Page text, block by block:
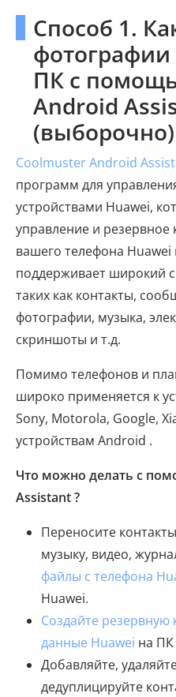
Способ 1.
фотографии
ПК с
Android
(выборочно)
Coolmuster Android
программ для
устройствами Huawei,
управление и
вашего телефона
поддерживает широкий
таких как контакты,
фотографии, музыка,
скриншоты и т.д.
Помимо телефонов и
широко применяется к
Sony, Motorola, Google,
устройствам Android .
Что можно делать с
Assistant ?
Переносите
музыку, видео,
файлы с телефона
Huawei.
Создайте резервную
данные Huawei на
Добавляйте,
дедуплицируйте